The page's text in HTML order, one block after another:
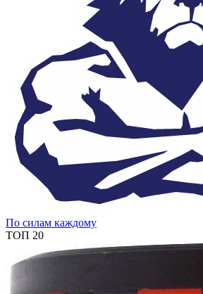
По силам каждому
ТОП 20